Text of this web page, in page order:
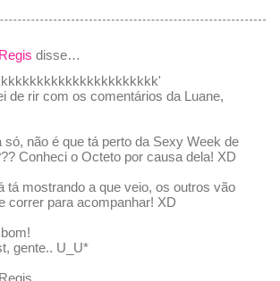
disse…
de rir com os comentários da Luane,
só, não é que tá perto da Sexy Week de
Conheci o Octeto por causa dela! XD
tá mostrando a que veio, os outros vão
correr para acompanhar! XD
gente.. U_U*